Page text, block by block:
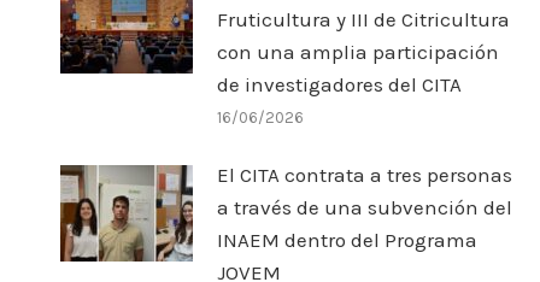
Fruticultura y III de Citricultura
con una amplia participación
de investigadores del CITA
16/06/2026
El CITA contrata a tres personas
a través de una subvención del
INAEM dentro del Programa
JOVEM